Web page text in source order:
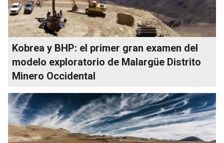
Kobrea y BHP: el primer gran examen del
modelo exploratorio de Malargüe Distrito
Minero Occidental